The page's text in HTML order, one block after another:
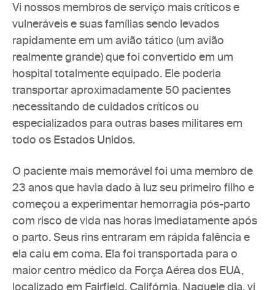
Vi nossos membros de serviço mais críticos e
vulneráveis e suas famílias sendo levados
rapidamente em um avião tático (um avião
realmente grande) que foi convertido em um
hospital totalmente equipado. Ele poderia
transportar aproximadamente 50 pacientes
necessitando de cuidados críticos ou
especializados para outras bases militares em
todo os Estados Unidos.
O paciente mais memorável foi uma membro de
23 anos que havia dado à luz seu primeiro filho e
começou a experimentar hemorragia pós-parto
com risco de vida nas horas imediatamente após
o parto. Seus rins entraram em rápida falência e
ela caiu em coma. Ela foi transportada para o
maior centro médico da Força Aérea dos EUA,
localizado em Fairfield, Califórnia. Naquele dia, vi